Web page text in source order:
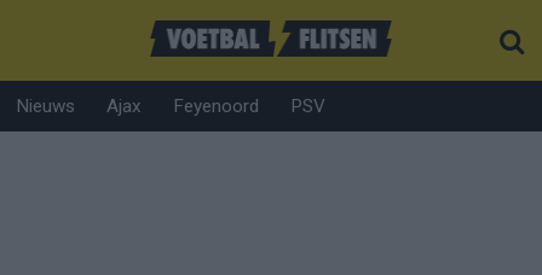
Nieuws Ajax Feyenoord PSV